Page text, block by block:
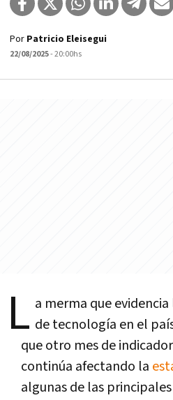
Por Patricio Eleisegui
22/08/2025- 20:00hs
L a merma que
de tecnología en el
que otro mes de
continúa afectando la
algunas de las